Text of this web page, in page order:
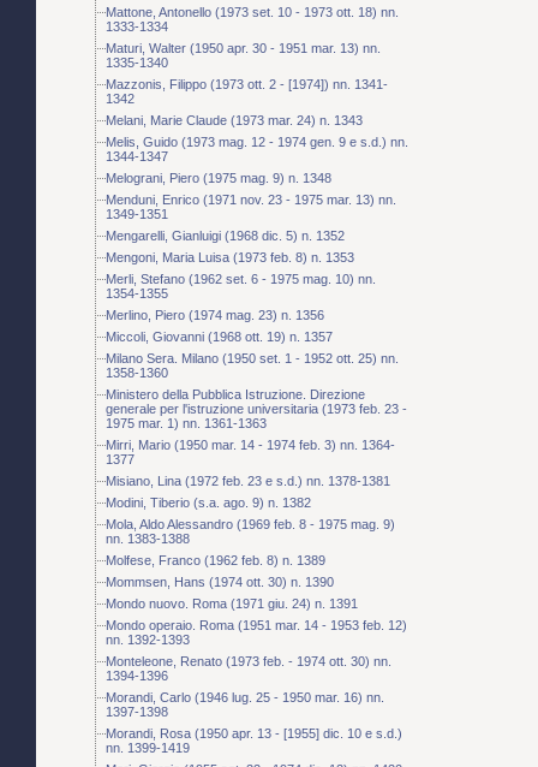
Mattone, Antonello (1973 set. 10 - 1973 ott. 18) nn.
1333-1334
Maturi, Walter (1950 apr. 30 - 1951 mar. 13) nn.
1335-1340
Mazzonis, Filippo (1973 ott. 2 - [1974]) nn. 1341-
1342
Melani, Marie Claude (1973 mar. 24) n. 1343
Melis, Guido (1973 mag. 12 - 1974 gen. 9 e s.d.) nn.
1344-1347
Melograni, Piero (1975 mag. 9) n. 1348
Menduni, Enrico (1971 nov. 23 - 1975 mar. 13) nn.
1349-1351
Mengarelli, Gianluigi (1968 dic. 5) n. 1352
Mengoni, Maria Luisa (1973 feb. 8) n. 1353
Merli, Stefano (1962 set. 6 - 1975 mag. 10) nn.
1354-1355
Merlino, Piero (1974 mag. 23) n. 1356
Miccoli, Giovanni (1968 ott. 19) n. 1357
Milano Sera. Milano (1950 set. 1 - 1952 ott. 25) nn.
1358-1360
Ministero della Pubblica Istruzione. Direzione
generale per l'istruzione universitaria (1973 feb. 23 -
1975 mar. 1) nn. 1361-1363
Mirri, Mario (1950 mar. 14 - 1974 feb. 3) nn. 1364-
1377
Misiano, Lina (1972 feb. 23 e s.d.) nn. 1378-1381
Modini, Tiberio (s.a. ago. 9) n. 1382
Mola, Aldo Alessandro (1969 feb. 8 - 1975 mag. 9)
nn. 1383-1388
Molfese, Franco (1962 feb. 8) n. 1389
Mommsen, Hans (1974 ott. 30) n. 1390
Mondo nuovo. Roma (1971 giu. 24) n. 1391
Mondo operaio. Roma (1951 mar. 14 - 1953 feb. 12)
nn. 1392-1393
Monteleone, Renato (1973 feb. - 1974 ott. 30) nn.
1394-1396
Morandi, Carlo (1946 lug. 25 - 1950 mar. 16) nn.
1397-1398
Morandi, Rosa (1950 apr. 13 - [1955] dic. 10 e s.d.)
nn. 1399-1419